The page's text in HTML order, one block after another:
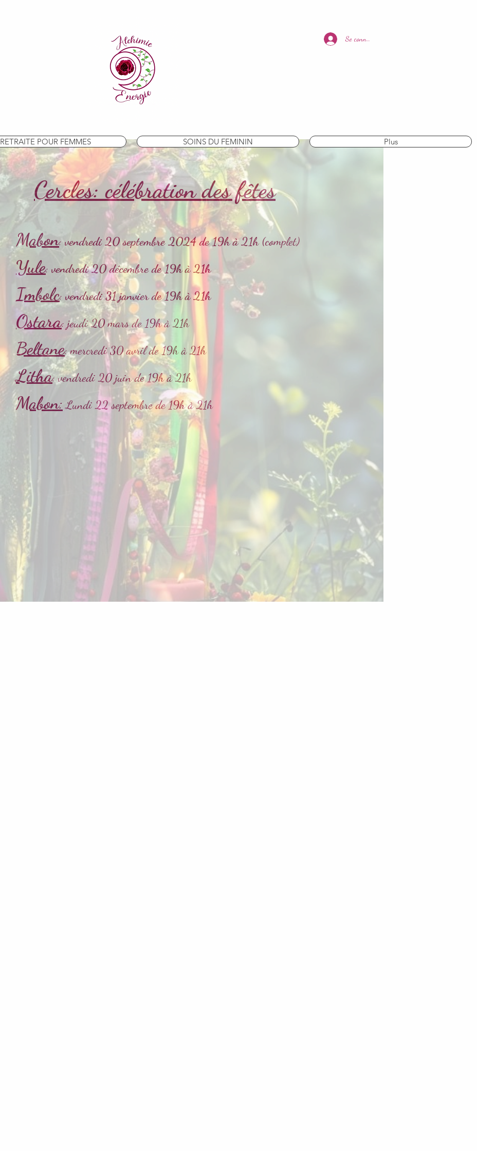
Se connecter
RETRAITE POUR FEMMES SOINS DU FEMININ Plus
Cercles: célébration des fêtes
Mabon: vendredi 20 septembre 2024 de 19h à 21h (complet)
Yule: vendredi 20 décembre de 19h à 21h
Imbolc: vendredi 31 janvier de 19h à 21h
Ostara: jeudi 20 mars de 19h à 21h
Beltane: mercredi 30 avril de 19h à 21h
Litha: vendredi 20 juin de 19h à 21h
Mabon:Lundi 22 septembre de 19h à 21h